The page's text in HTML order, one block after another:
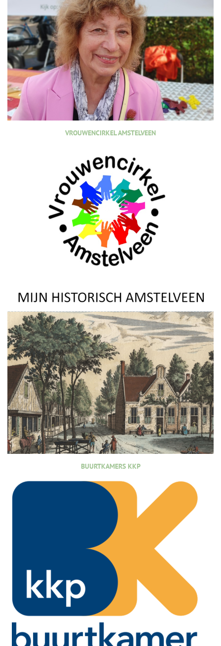
VROUWENCIRKEL AMSTELVEEN
BUURTKAMERS KKP